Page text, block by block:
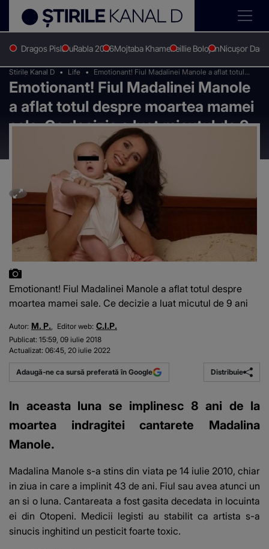
Dragos PislaruRabla 2026Mojtaba KhameneiIlie BolojanNicușor Dan
Stirile Kanal D Life
Emotionant! Fiul Madalinei Manole a aflat totul
despre moartea mamei sale. Ce decizie a luat
micutul de 9 ani
Emotionant! Fiul Madalinei Manole
a aflat totul despre moartea mamei
sale. Ce decizie a luat micutul de 9
Emotionant! Fiul Madalinei Manole a aflat totul despre
moartea mamei sale. Ce decizie a luat micutul de 9 ani
Autor: M. P. Editor web: C.I.P.
Publicat: 15:59, 09 iulie 2018
Actualizat: 06:45, 20 iulie 2022
Adaugă-ne ca sursă preferată în Google Distribuie
In aceasta luna se implinesc 8 ani de la
moartea indragitei cantarete Madalina
Manole.
Madalina Manole s-a stins din viata pe 14 iulie 2010, chiar
in ziua in care a implinit 43 de ani. Fiul sau avea atunci un
an si o luna. Cantareata a fost gasita decedata in locuinta
ei din Otopeni. Medicii legisti au stabilit ca artista s-a
sinucis inghitind un pesticit foarte toxic.